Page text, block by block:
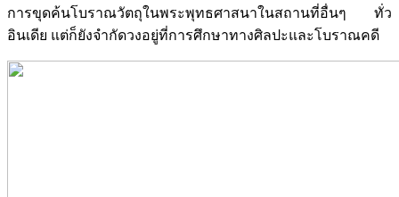
การขุดค้นโบราณวัตถุในพระพุทธศาสนาในสถานที่อื่นๆ ทั่ว
อินเดีย แต่ก็ยังจำกัดวงอยู่ที่การศึกษาทางศิลปะและโบราณคดี